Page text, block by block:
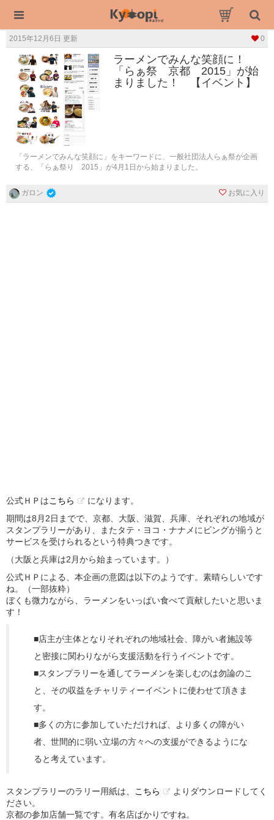
2015年12月6日 更新 0
ラーメンでみんな笑顔に！
「らぁ祭 京都 2015」が始
まりました！ 【イベント】
「ラーメンでみんな笑顔に」をキーワードに、一般社団法人らぁ祭が企画
する、「らぁ祭り 2015」が4月1日から始まりました。
ガロン お気に入り
公式ＨＰはこちら
になります。
期間は8月2日までで、京都、大阪、滋賀、兵庫、それぞれの地域が
スタンプラリーがあり、またタテ・ヨコ・ナナメにビングが揃うと
サービスを受けられるという特典つきです。
（大阪と兵庫は2月から始まっています。）
公式ＨＰによる、本企画の意図は以下のようです。素晴らしいです
ね。（一部抜粋）
ぼくも微力ながら、ラーメンをいっぱい食べて貢献したいと思いま
す！
■店主が主体となりそれぞれの地域社会、障がい者施設等
と密接に関わりながら支援活動を行うイベントです。
■スタンプラリーを通してラーメンを楽しむのは勿論のこ
と、その収益をチャリティーイベントに使わせて頂きま
す。
■多くの方に参加していただければ、より多くの障がい
者、世間的に弱い立場の方々への支援ができるようにな
ると考えています。
スタンプラリーのラリー用紙は、 こちら
よりダウンロードしてく
ださい。
京都の参加店舗一覧です。有名店ばかりですね。